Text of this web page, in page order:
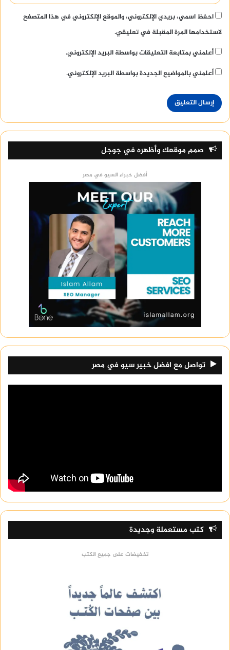
احفظ اسمي، بريدي الإلكتروني، والموقع الإلكتروني في هذا المتصفح
لاستخدامها المرة المقبلة في تعليقي.
أعلمني بمتابعة التعليقات بواسطة البريد الإلكتروني.
أعلمني بالمواضيع الجديدة بواسطة البريد الإلكتروني.
صمم موقعك وأظهره في جوجل
أفضل خبراء السيو في مصر
تواصل مع افضل خبير سيو في مصر
كتب مستعملة وجديدة
تخفيضات على جميع الكتب